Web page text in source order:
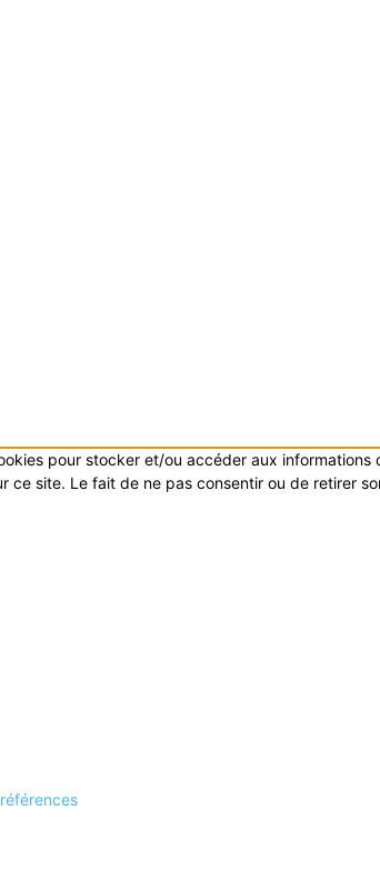
pour stocker et/ou accéder aux
site. Le fait de ne pas consentir ou de retirer